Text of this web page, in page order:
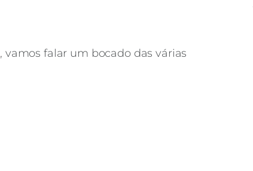
, vamos falar um bocado das várias